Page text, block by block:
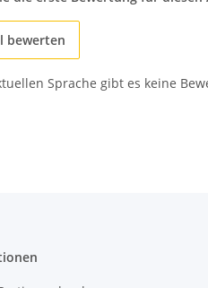
bewerten
Sprache gibt es keine